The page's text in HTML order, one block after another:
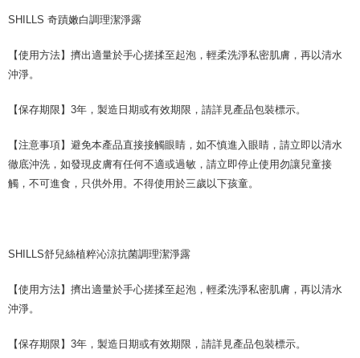
SHILLS 奇蹟嫩白調理潔淨露
【使用方法】擠出適量於手心搓揉至起泡，輕柔洗淨私密肌膚，再以清水
沖淨。
【保存期限】3年，製造日期或有效期限，請詳見產品包裝標示。
【注意事項】避免本產品直接接觸眼睛，如不慎進入眼睛，請立即以清水
徹底沖洗，如發現皮膚有任何不適或過敏，請立即停止使用勿讓兒童接
觸，不可進食，只供外用。不得使用於三歲以下孩童。
SHILLS舒兒絲植粹沁涼抗菌調理潔淨露
【使用方法】擠出適量於手心搓揉至起泡，輕柔洗淨私密肌膚，再以清水
沖淨。
【保存期限】3年，製造日期或有效期限，請詳見產品包裝標示。